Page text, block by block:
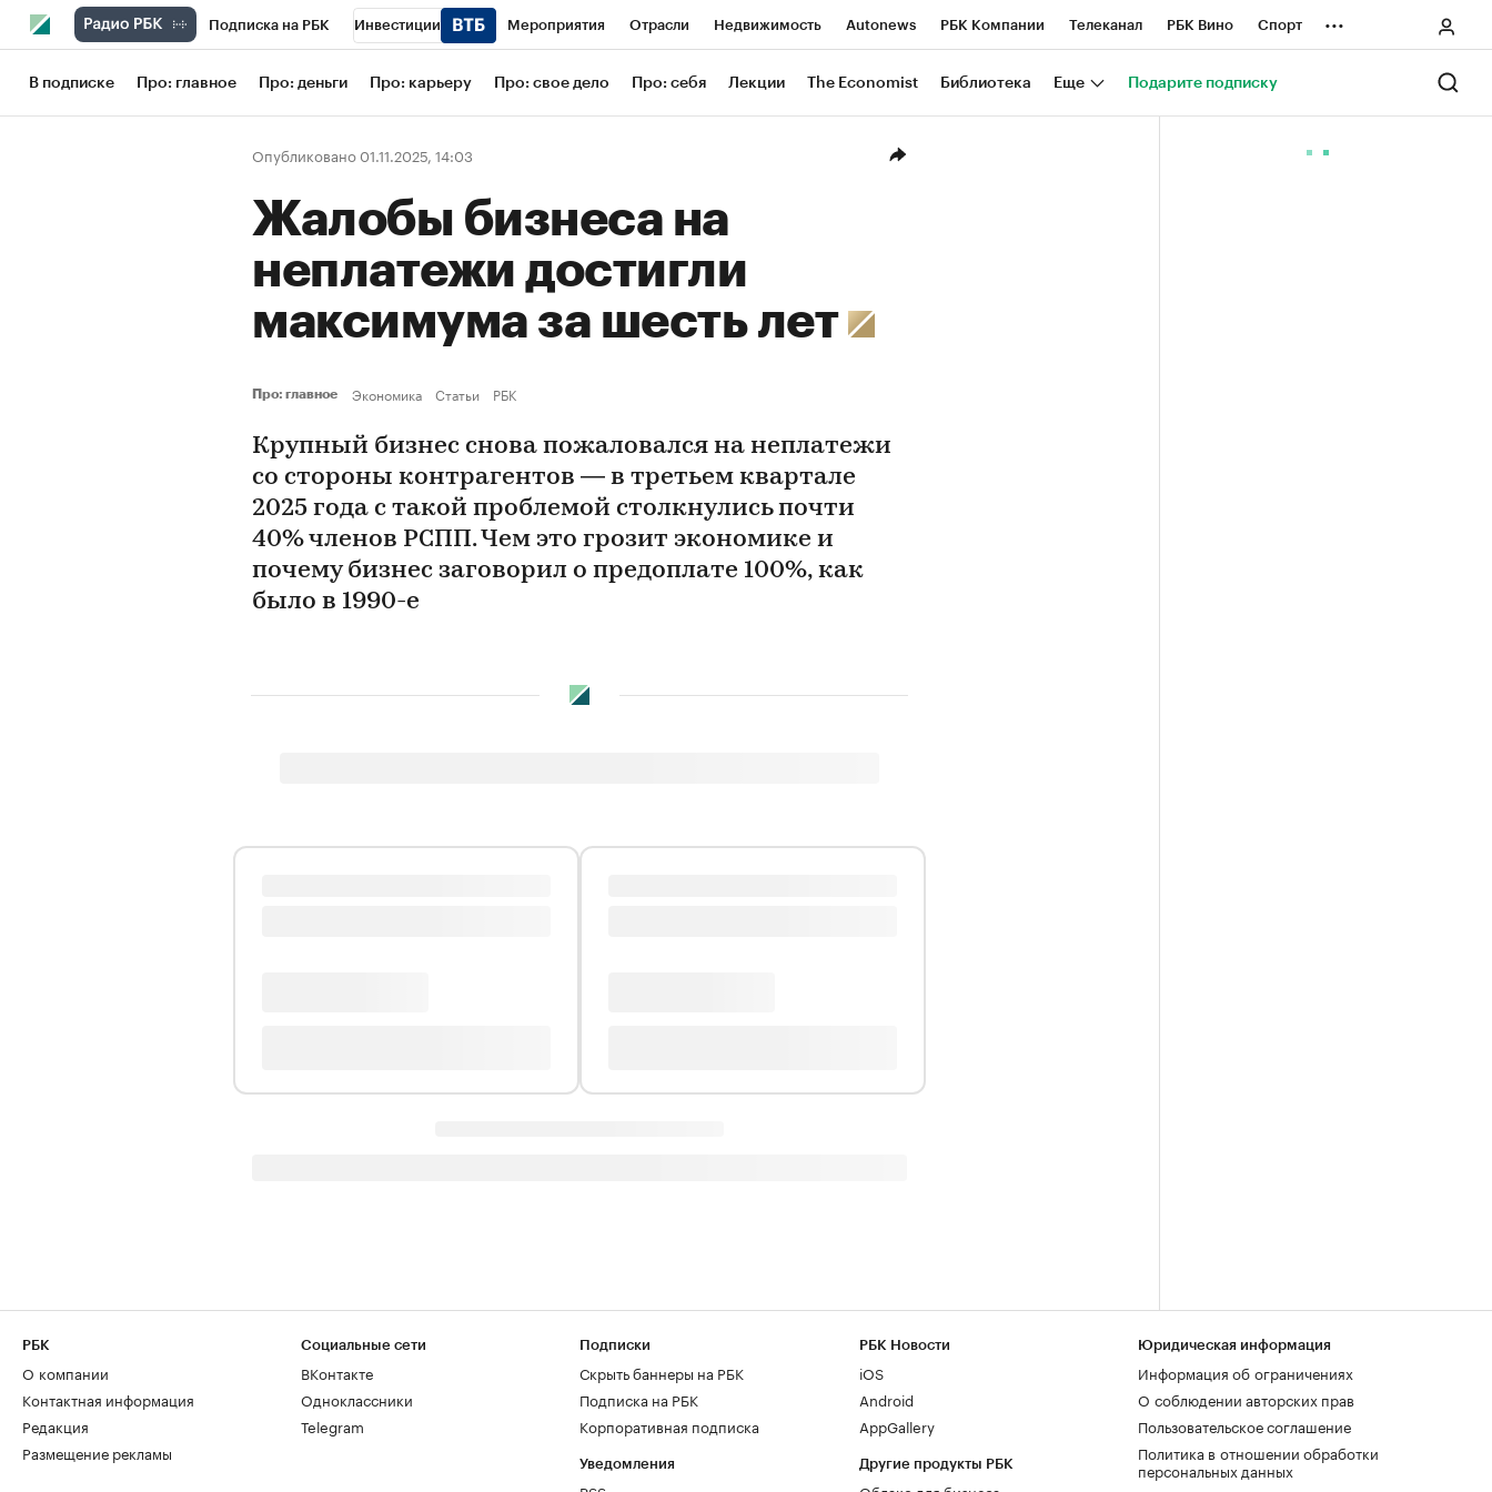
Подписка на РБК Инвестиции Мероприятия Отрасли Недвижимость Autonews РБК Компании Телеканал РБК Вино Спорт
Школа управления РБК РБК Образование РБК Life Тренды Визионеры Национальные проекты Город
Рынок наличной валюты
...
В подписке Про: главное Про: деньги Про: карьеру Про: свое дело Про: себя Лекции The Economist Библиотека Еще Подарите подписку
Опубликовано 01.11.2025, 14:03
Жалобы бизнеса на
неплатежи достигли
максимума за шесть лет
Про: главное Экономика Статьи РБК
Крупный бизнес снова пожаловался на неплатежи
со стороны контрагентов — в третьем квартале
2025 года с такой проблемой столкнулись почти
40% членов РСПП. Чем это грозит экономике и
почему бизнес заговорил о предоплате 100%, как
было в 1990-е
РБК
О компании
Контактная информация
Редакция
Размещение рекламы
Социальные сети
ВКонтакте
Одноклассники
Telegram
Подписки
Скрыть баннеры на РБК
Подписка на РБК
Корпоративная подписка
Уведомления
РБК Новости
iOS
Android
AppGallery
Другие продукты РБК
Юридическая информация
Информация об ограничениях
О соблюдении авторских прав
Пользовательское соглашение
Политика в отношении обработки
персональных данных